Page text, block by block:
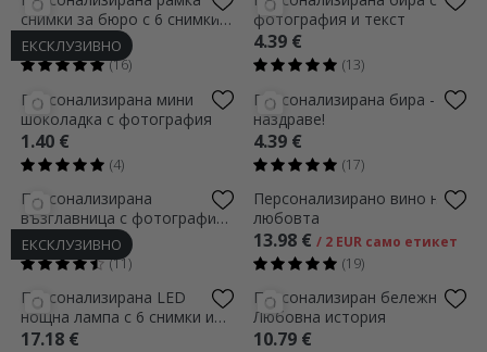
ЕКСКЛУЗИВНО
снимки за бюро с 6 снимки и
текст - Нашата история
11.99 €
(16)
фотография и текст
4.39 €
(13)
Персонализирана мини
шоколадка с фотография
1.40 €
(4)
Персонализирана бира -
наздраве!
4.39 €
(17)
ЕКСКЛУЗИВНО
Персонализирана
възглавница с фотография,
текст и QR код - Нашата
мелодия
9.79 €
(11)
Персонализирано вино на
любовта
13.98 € / 2 EUR само етикет
(19)
Персонализирана LED
нощна лампа с 6 снимки и
послание - Нашата история
17.18 €
Персонализиран бележник -
Любовна история
10.79 €